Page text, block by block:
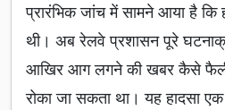
प्रारंभिक जांच में सामने आया है
थी। अब रेलवे प्रशासन पूरे
आखिर आग लगने की खबर कैसे
रोका जा सकता था। यह हादसा एक